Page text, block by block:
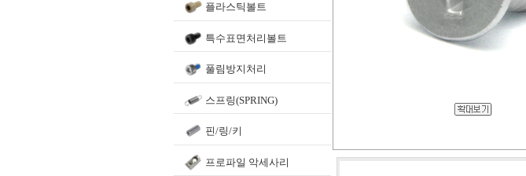
플라스틱볼트
특수표면처리볼트
풀림방지처리
스프링(SPRING)
핀/링/키
프로파일 악세사리